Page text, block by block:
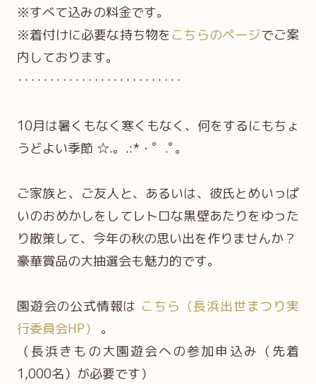
※すべて込みの料金です。
※着付けに必要な持ち物を こちらのページでご案
内しております。
‥‥‥‥‥‥‥‥‥‥‥‥‥
10月は暑くもなく寒くもなく、何をするにもちょ
うどよい季節 ☆.。.:*・゜.ﾟ｡
ご家族と、ご友人と、あるいは、彼氏とめいっぱ
いのおめかしをしてレトロな黒壁あたりをゆった
り散策して、 今年の秋の思い出を作りませんか？
豪華賞品の大抽選会も魅力的です。
園遊会の公式情報は こちら（長浜出世まつり実
行委員会HP）
。
（長浜きもの大園遊会への参加申込み（先着
1,000名）が必要です）